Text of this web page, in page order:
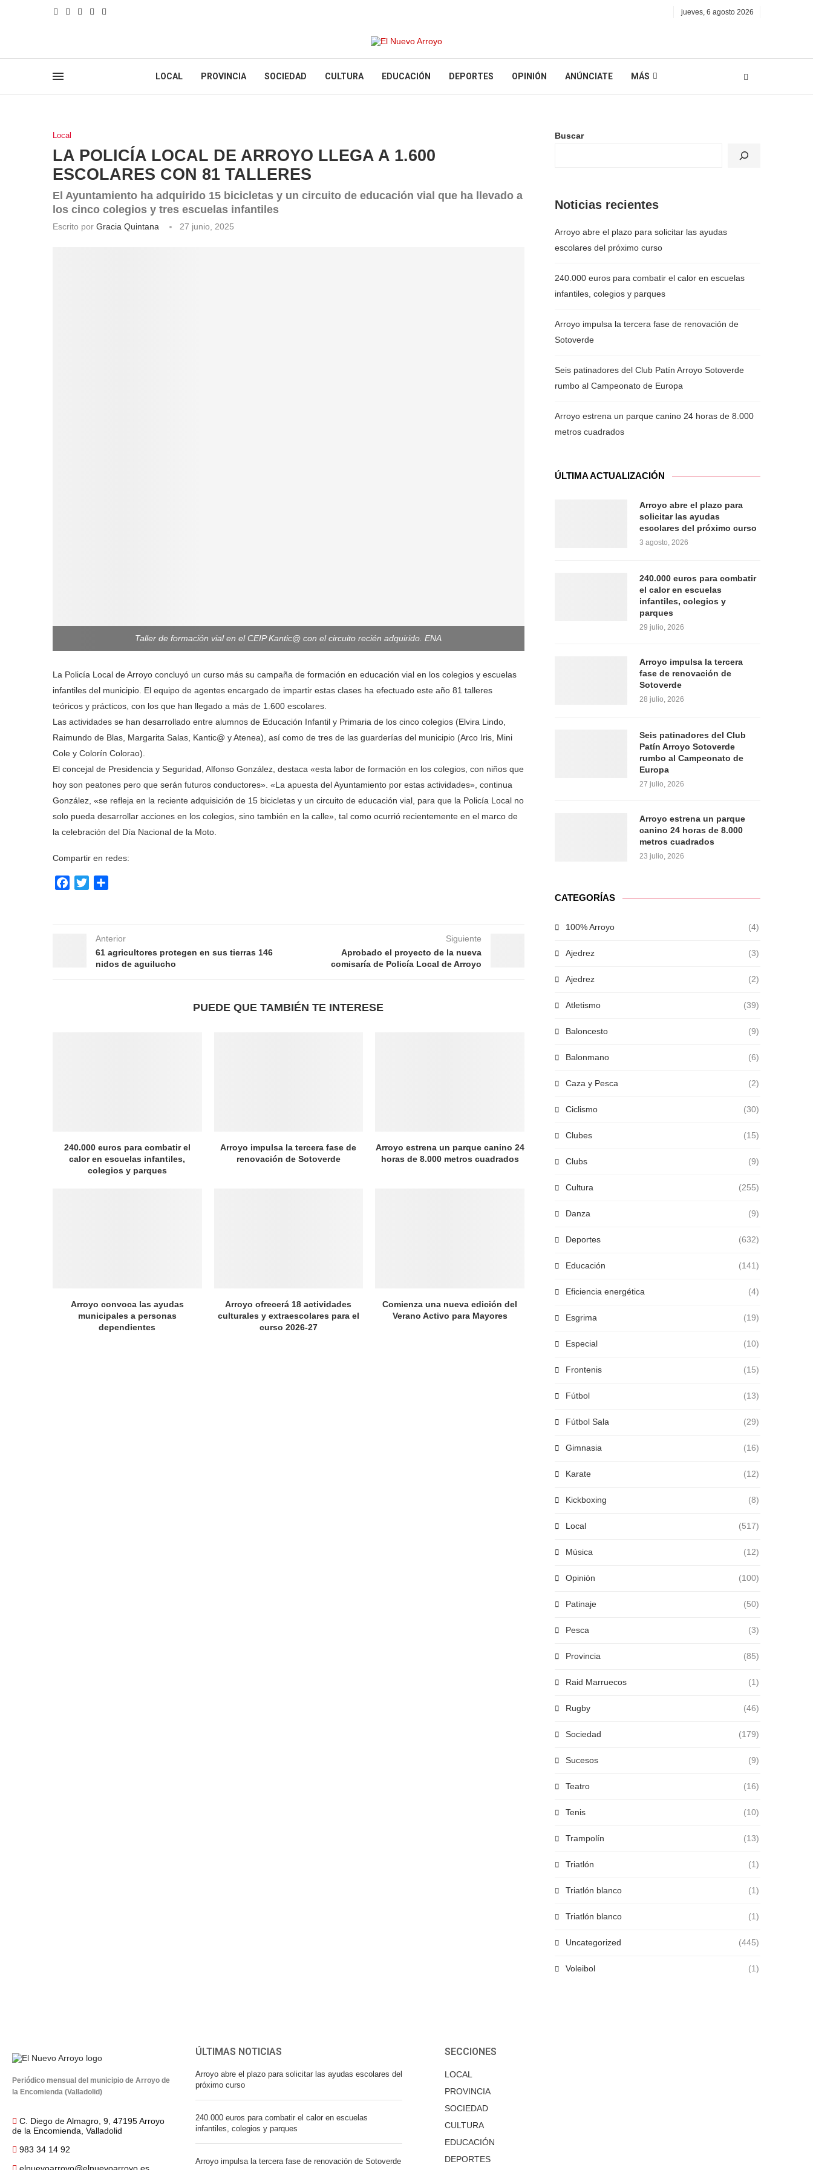
jueves, 6 agosto 2026
LOCAL PROVINCIA SOCIEDAD CULTURA EDUCACIÓN DEPORTES OPINIÓN ANÚNCIATE MÁS
Local
LA POLICÍA LOCAL DE ARROYO LLEGA A 1.600
ESCOLARES CON 81 TALLERES
El Ayuntamiento ha adquirido 15 bicicletas y un circuito de educación vial que ha llevado a
los cinco colegios y tres escuelas infantiles
Escrito por Gracia Quintana 27 junio, 2025
Taller de formación vial en el CEIP Kantic@ con el circuito recién adquirido. ENA
La Policía Local de Arroyo concluyó un curso más su campaña de formación en educación vial en los colegios y escuelas
infantiles del municipio. El equipo de agentes encargado de impartir estas clases ha efectuado este año 81 talleres
teóricos y prácticos, con los que han llegado a más de 1.600 escolares.
Las actividades se han desarrollado entre alumnos de Educación Infantil y Primaria de los cinco colegios (Elvira Lindo,
Raimundo de Blas, Margarita Salas, Kantic@ y Atenea), así como de tres de las guarderías del municipio (Arco Iris, Mini
Cole y Colorín Colorao).
El concejal de Presidencia y Seguridad, Alfonso González, destaca «esta labor de formación en los colegios, con niños que
hoy son peatones pero que serán futuros conductores». «La apuesta del Ayuntamiento por estas actividades», continua
González, «se refleja en la reciente adquisición de 15 bicicletas y un circuito de educación vial, para que la Policía Local no
solo pueda desarrollar acciones en los colegios, sino también en la calle», tal como ocurrió recientemente en el marco de
la celebración del Día Nacional de la Moto.
Compartir en redes:
Facebook
Twitter
Anterior
61 agricultores protegen en sus tierras 146
nidos de aguilucho
Siguiente
Aprobado el proyecto de la nueva
comisaría de Policía Local de Arroyo
PUEDE QUE TAMBIÉN TE INTERESE
240.000 euros para combatir el
calor en escuelas infantiles,
colegios y parques
Arroyo impulsa la tercera fase de
renovación de Sotoverde
Arroyo estrena un parque canino 24
horas de 8.000 metros cuadrados
Arroyo convoca las ayudas
municipales a personas
dependientes
Arroyo ofrecerá 18 actividades
culturales y extraescolares para el
curso 2026-27
Comienza una nueva edición del
Verano Activo para Mayores
Buscar
Noticias recientes
Arroyo abre el plazo para solicitar las ayudas
escolares del próximo curso
240.000 euros para combatir el calor en escuelas
infantiles, colegios y parques
Arroyo impulsa la tercera fase de renovación de
Sotoverde
Seis patinadores del Club Patín Arroyo Sotoverde
rumbo al Campeonato de Europa
Arroyo estrena un parque canino 24 horas de 8.000
metros cuadrados
ÚLTIMA ACTUALIZACIÓN
Arroyo abre el plazo para
solicitar las ayudas
escolares del próximo curso
3 agosto, 2026
240.000 euros para combatir
el calor en escuelas
infantiles, colegios y
parques
29 julio, 2026
Arroyo impulsa la tercera
fase de renovación de
Sotoverde
28 julio, 2026
Seis patinadores del Club
Patín Arroyo Sotoverde
rumbo al Campeonato de
Europa
27 julio, 2026
Arroyo estrena un parque
canino 24 horas de 8.000
metros cuadrados
23 julio, 2026
CATEGORÍAS
100% Arroyo (4)
Ajedrez (3)
Ajedrez (2)
Atletismo (39)
Baloncesto (9)
Balonmano (6)
Caza y Pesca (2)
Ciclismo (30)
Clubes (15)
Clubs (9)
Cultura (255)
Danza (9)
Deportes (632)
Educación (141)
Eficiencia energética (4)
Esgrima (19)
Especial (10)
Frontenis (15)
Fútbol (13)
Fútbol Sala (29)
Gimnasia (16)
Karate (12)
Kickboxing (8)
Local (517)
Música (12)
Opinión (100)
Patinaje (50)
Pesca (3)
Provincia (85)
Raid Marruecos (1)
Rugby (46)
Sociedad (179)
Sucesos (9)
Teatro (16)
Tenis (10)
Trampolín (13)
Triatlón (1)
Triatlón blanco (1)
Triatlón blanco (1)
Uncategorized (445)
Voleibol (1)
Periódico mensual del municipio de Arroyo de
la Encomienda (Valladolid)
C. Diego de Almagro, 9, 47195 Arroyo
de la Encomienda, Valladolid
983 34 14 92
ÚLTIMAS NOTICIAS
Arroyo abre el plazo para solicitar las ayudas escolares del
próximo curso
240.000 euros para combatir el calor en escuelas
infantiles, colegios y parques
Arroyo impulsa la tercera fase de renovación de Sotoverde
SECCIONES
LOCAL
PROVINCIA
SOCIEDAD
CULTURA
EDUCACIÓN
DEPORTES